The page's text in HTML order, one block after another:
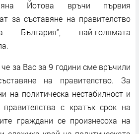
Йотова връчи първия
за съставяне на правителство
България“, най-голямата
че за Вас за 9 години сме връчили
на правителство. За
на политическа нестабилност и
с кратък срок на
граждани се произнесоха на